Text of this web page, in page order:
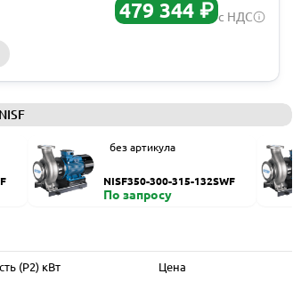
479 344 ₽ с НДС
без артикула
NISF350-300-315-132SWF
По запросу
(P2) кВт Цена